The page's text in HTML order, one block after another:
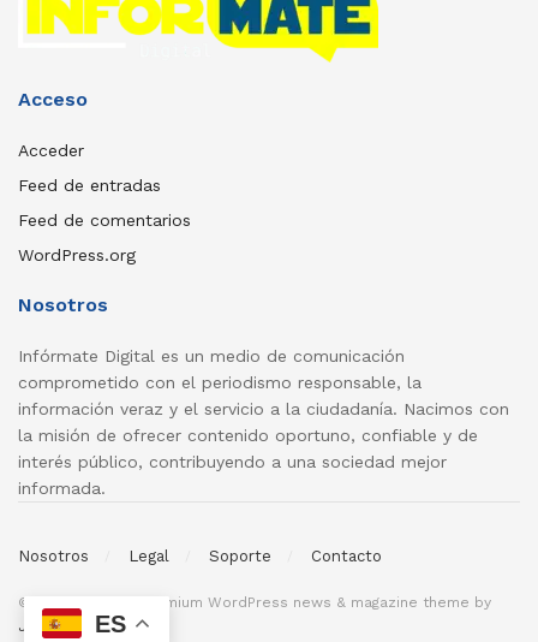
Acceso
Acceder
Feed de entradas
Feed de comentarios
WordPress.org
Nosotros
Infórmate Digital es un medio de comunicación
comprometido con el periodismo responsable, la
información veraz y el servicio a la ciudadanía. Nacimos con
la misión de ofrecer contenido oportuno, confiable y de
interés público, contribuyendo a una sociedad mejor
informada.
Nosotros Legal Soporte Contacto
© 2026
- Premium WordPress news & magazine theme by
Jegtheme
ES